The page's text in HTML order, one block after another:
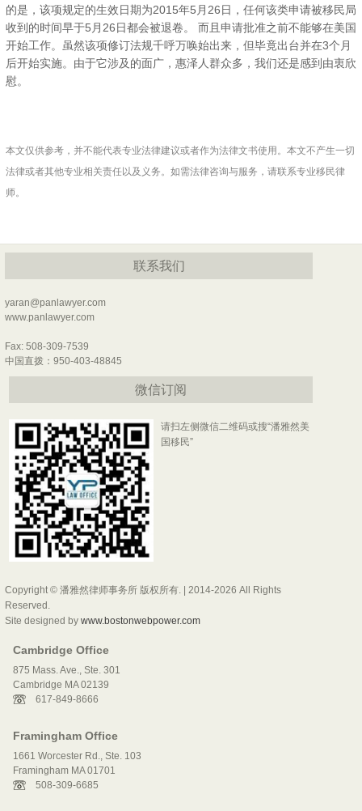
的是，该项规定的生效日期为2015年5月26日，任何该类申请被移民局
收到的时间早于5月26日都会被退卷。 而且申请批准之前不能够在美国
开始工作。虽然该项修订法规千呼万唤始出来，但毕竟出台并在3个月
后开始实施。由于它涉及的面广，惠泽人群众多，我们还是感到由衷欣
慰。
本文仅供参考，并不能代表专业法律建议或者作为法律文书使用。本文不产生一切
法律或者其他专业相关责任以及义务。如需法律咨询与服务，请联系专业移民律
师。
联系我们
yaran@panlawyer.com
www.panlawyer.com
Fax: 508-309-7539
中国直拨：950-403-48845
微信订阅
请扫左侧微信二维码或搜“潘雅然美
国移民”
Copyright © 潘雅然律师事务所 版权所有. | 2014-2026 All Rights
Reserved.
Site designed by www.bostonwebpower.com
Cambridge Office
875 Mass. Ave., Ste. 301
Cambridge MA 02139
617-849-8666
Framingham Office
1661 Worcester Rd., Ste. 103
Framingham MA 01701
508-309-6685